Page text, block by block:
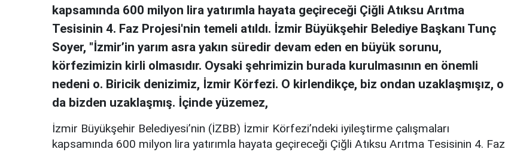
kapsamında 600 milyon lira yatırımla hayata geçireceği Çiğli Atıksu Arıtma
Tesisinin 4. Faz Projesi'nin temeli atıldı. İzmir Büyükşehir Belediye Başkanı Tunç
Soyer, "İzmir’in yarım asra yakın süredir devam eden en büyük sorunu,
körfezimizin kirli olmasıdır. Oysaki şehrimizin burada kurulmasının en önemli
nedeni o. Biricik denizimiz, İzmir Körfezi. O kirlendikçe, biz ondan uzaklaşmışız, o
da bizden uzaklaşmış. İçinde yüzemez,
İzmir Büyükşehir Belediyesi’nin (İZBB) İzmir Körfezi’ndeki iyileştirme çalışmaları
kapsamında 600 milyon lira yatırımla hayata geçireceği Çiğli Atıksu Arıtma Tesisinin 4. Faz